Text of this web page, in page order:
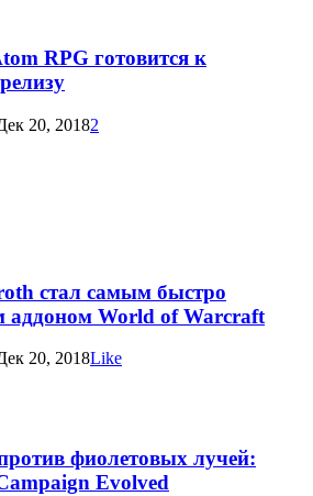
RPG готовится к
20, 20182
стал самым быстро
аддоном World of Warcraft
20, 2018Like
фиолетовых лучей:
Evolved